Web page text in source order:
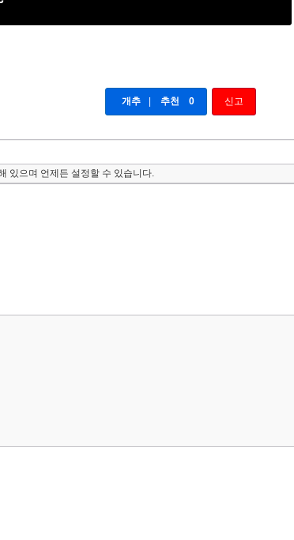
개추 추천 0 신고
있으며 언제든 설정할 수 있습니다.